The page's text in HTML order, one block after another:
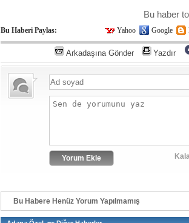
Bu haber
Bu Haberi Paylas: Yahoo Google
Arkadaşına Gönder Yazdır
Bu Habere Henüz Yorum Yapılmamış